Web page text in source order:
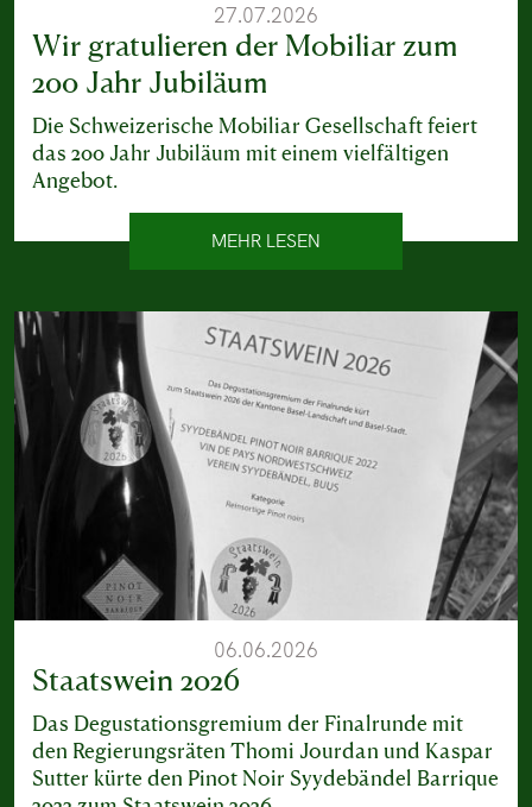
27.07.2026
Wir gratulieren der Mobiliar zum
200 Jahr Jubiläum
Die Schweizerische Mobiliar Gesellschaft feiert
das 200 Jahr Jubiläum mit einem vielfältigen
Angebot.
MEHR LESEN
06.06.2026
Staatswein 2026
Das Degustationsgremium der Finalrunde mit
den Regierungsräten Thomi Jourdan und Kaspar
Sutter kürte den Pinot Noir Syydebändel Barrique